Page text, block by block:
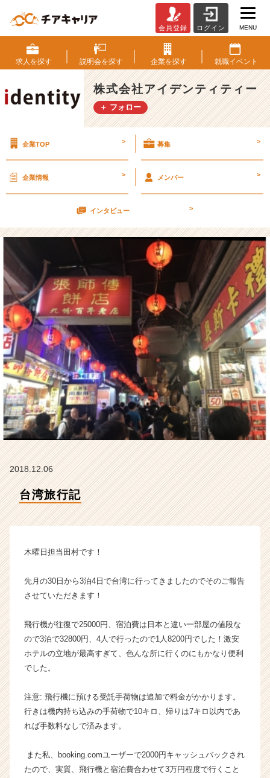
湾
旅
行
記
【株
式
イ
テ
ィ
ィ
タ
イ
ム
ラ
イ
ン】
ベ
ン
チ
ャ
ー・
成
長
ウ
が
く
イ
ト
チ
ャ
ア
（C
e
e
会員登録 ログイン MENU
求人を探す 説明会を探す 企業を探す 就職イベント
株式会社アイデンティティー
＋ フォロー
企業TOP > 募集 >
企業情報 > メンバー >
インタビュー >
2018.12.06
台湾旅行記
木曜日担当田村です！
先月の30日から3泊4日で台湾に行ってきましたのでそのご報告
させていただきます！
飛行機が往復で25000円、宿泊費は日本と違い一部屋の値段な
ので3泊で32800円、4人で行ったので1人8200円でした！激安
ホテルの立地が最高すぎて、色んな所に行くのにもかなり便利
でした。
注意: 飛行機に預ける受託手荷物は追加で料金がかかります。
行きは機内持ち込みの手荷物で10キロ、帰りは7キロ以内であ
れば手数料なしで済みます。
また私、booking.comユーザーで2000円キャッシュバックされ
たので、実質、飛行機と宿泊費合わせて3万円程度で行くこと